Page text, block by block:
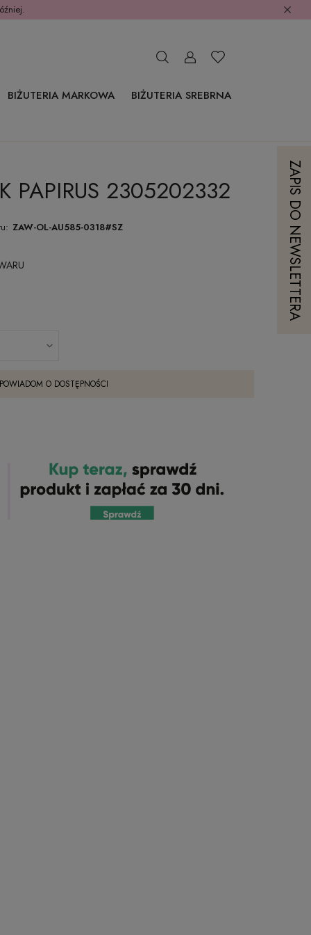
BIŻUTERIA MARKOWA BIŻUTERIA SREBRNA
PAPIRUS 2305202332
ZAW-OL-AU585-0318#SZ
O DOSTĘPNOŚCI
ZAPIS DO NEWSLETTERA